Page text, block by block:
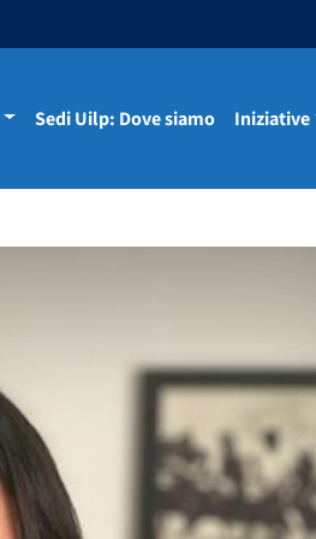
Sedi Uilp: Dove siamo Iniziative